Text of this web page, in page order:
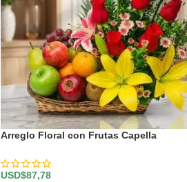
Arreglo Floral con Frutas Capella
USD$87,78